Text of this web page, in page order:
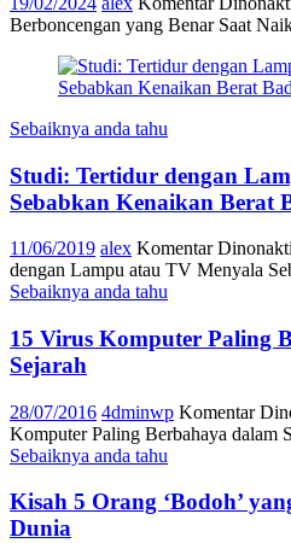
Berboncengan yang Benar Saat
Sebaiknya anda tahu
Studi: Tertidur dengan
Sebabkan Kenaikan Berat
11/06/2019 alex Komentar
dengan Lampu atau TV Menyala
Sebaiknya anda tahu
15 Virus Komputer Paling
Sejarah
28/07/2016 4dminwp Komentar
Komputer Paling Berbahaya dalam
Sebaiknya anda tahu
Kisah 5 Orang ‘Bodoh’
Dunia